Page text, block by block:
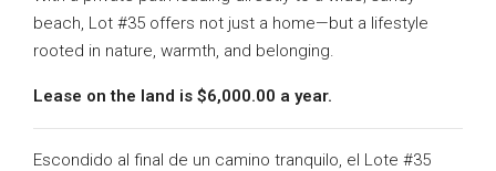
beach, Lot #35 offers not just a home—but a lifestyle
rooted in nature, warmth, and belonging.
Lease on the land is $6,000.00 a year.
Escondido al final de un camino tranquilo, el Lote #35